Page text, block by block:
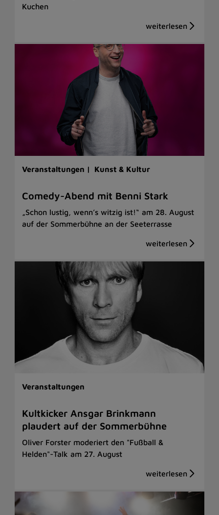
Kuchen
Veranstaltungen | Kunst & Kultur
Comedy-Abend mit Benni Stark
„Schon lustig, wenn’s witzig ist!“ am 28. August
auf der Sommerbühne an der Seeterrasse
Veranstaltungen
Kultkicker Ansgar Brinkmann
plaudert auf der Sommerbühne
Oliver Forster moderiert den "Fußball &
Helden"-Talk am 27. August